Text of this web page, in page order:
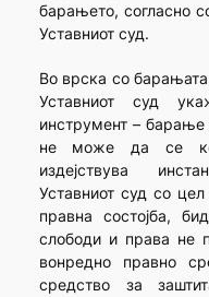
барањето, согласно
Уставниот суд.
Во врска со
Уставниот суд
инструмент – барање
не може да се
издејствува
Уставниот суд со
правна состојба,
слободи и права не
вонредно правно
средство за